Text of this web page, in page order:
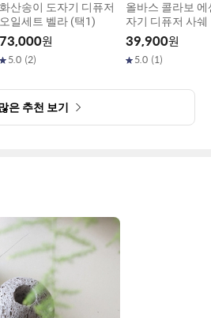
화산송이 도자기 디퓨저
오일세트 벨라 (택1)
73,000원
5.0 (2)
올바스 콜라보 에
자기 디퓨저 사쉐
2ml 세트(어린이
39,900원
5.0 (1)
은 추천 보기